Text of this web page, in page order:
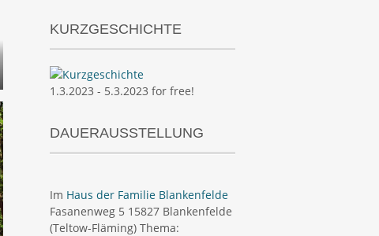
KURZGESCHICHTE
1.3.2023 - 5.3.2023 for free!
DAUERAUSSTELLUNG
Im Haus der Familie Blankenfelde
Fasanenweg 5 15827 Blankenfelde
(Teltow-Fläming) Thema: